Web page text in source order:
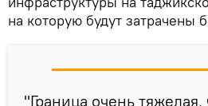
на которую будут затрачены
"Граница очень